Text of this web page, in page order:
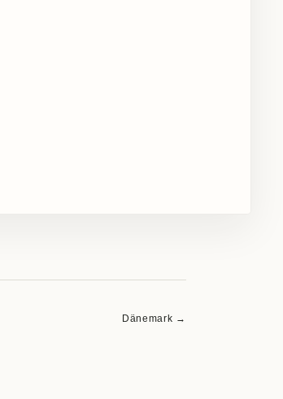
Dänemark →